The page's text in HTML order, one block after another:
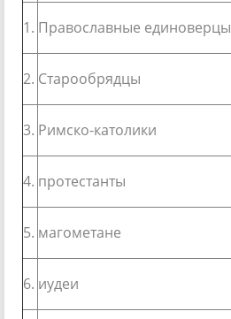
1. Православные единоверцы
2. Старообрядцы
3. Римско-католики
4. протестанты
5. магометане
6. иудеи